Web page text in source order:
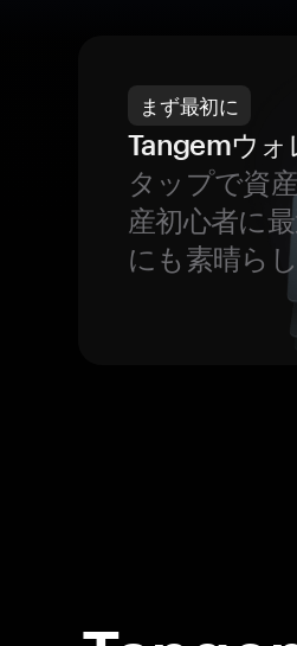
まず最初に
Tangemウ
タップで資
産初心者に
にも素晴ら